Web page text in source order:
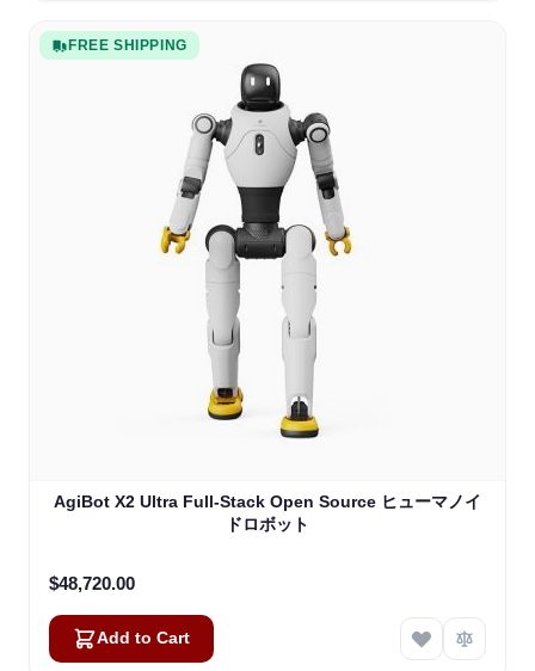
FREE SHIPPING
AgiBot X2 Ultra Full-Stack Open Source ヒューマノイ
ドロボット
$48,720.00
Add to Cart